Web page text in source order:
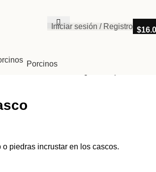
Iniciar sesión / Registro $
Porcinos
piedras incrustar en los cascos.